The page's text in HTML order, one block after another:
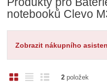
notebooků Clevo
Zobrazit nákupního
O
Ř
2položek